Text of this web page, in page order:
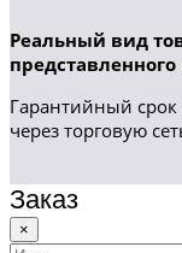
Реальный вид
Гарантийный
через торговую
Заказ
×